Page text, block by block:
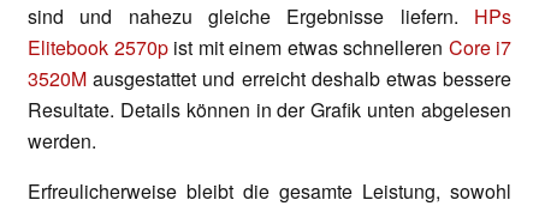
sind und nahezu gleiche Ergebnisse liefern. HPs
Elitebook 2570pist mit einem etwas schnelleren Core i7
3520M ausgestattet und erreicht deshalb etwas bessere
Resultate. Details können in der Grafik unten abgelesen
werden.
Erfreulicherweise bleibt die gesamte Leistung, sowohl